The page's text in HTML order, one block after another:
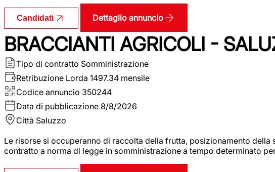
Candidati Dettaglio annuncio
BRACCIANTI AGRICOLI -
Tipo di contratto Somministrazione
Retribuzione Lorda 1497.34 mensile
Codice annuncio 350244
Data di pubblicazione 8/8/2026
Città Saluzzo
Le risorse si occuperanno di raccolta della frutta, posizionamento
contratto a norma di legge in somministrazione a tempo determinato